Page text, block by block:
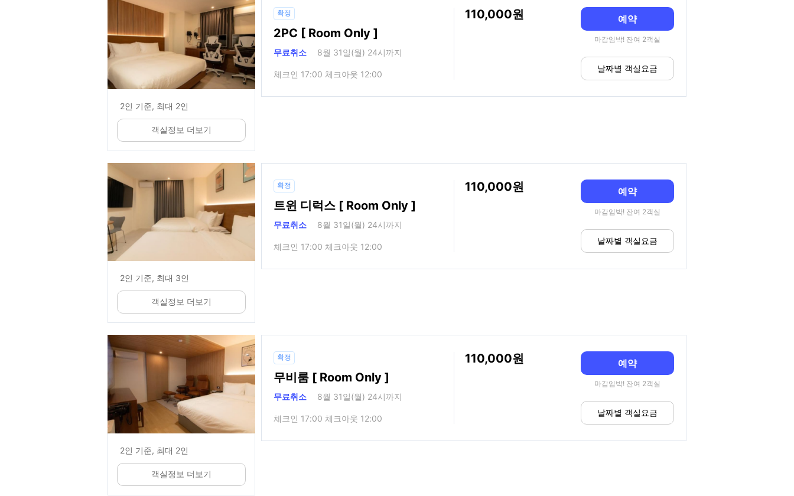
2인 기준, 최대 2인
객실정보 더보기
확정
2PC [ Room Only ]
무료취소 8월 31일(월) 24시까지
체크인 17:00 체크아웃 12:00
110,000 예약
마감임박! 잔여 2객실
날짜별 객실요금
2인 기준, 최대 3인
객실정보 더보기
확정
트윈 디럭스 [ Room Only ]
무료취소 8월 31일(월) 24시까지
체크인 17:00 체크아웃 12:00
110,000 예약
마감임박! 잔여 2객실
날짜별 객실요금
2인 기준, 최대 2인
객실정보 더보기
확정
무비룸 [ Room Only ]
무료취소 8월 31일(월) 24시까지
체크인 17:00 체크아웃 12:00
110,000 예약
마감임박! 잔여 2객실
날짜별 객실요금